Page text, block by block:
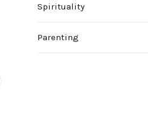
Spirituality
Parenting